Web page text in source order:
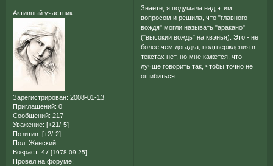
Активный участник
Зарегистрирован: 2008-01-13
Приглашений: 0
Сообщений: 217
Уважение: [+21/-5]
Позитив: [+2/-2]
Пол: Женский
Возраст: 47 [1978-09-25]
Провел на форуме:
Знаете, я подумала над этим
вопросом и решила, что "главного
вождя" могли называть "аракано"
("высокий вождь" на квэнья). Это - не
более чем догадка, подтверждения в
текстах нет, но мне кажется, что
лучше говорить так, чтобы точно не
ошибиться.